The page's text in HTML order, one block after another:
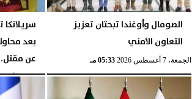
الصومال وأوغندا تبحثان تعزيز
التعاون الأمني
الجمعة، 7 أغسطس 2026 05:33 مـ
بعد
عن
الجمعة، 7 أغسطس 2026